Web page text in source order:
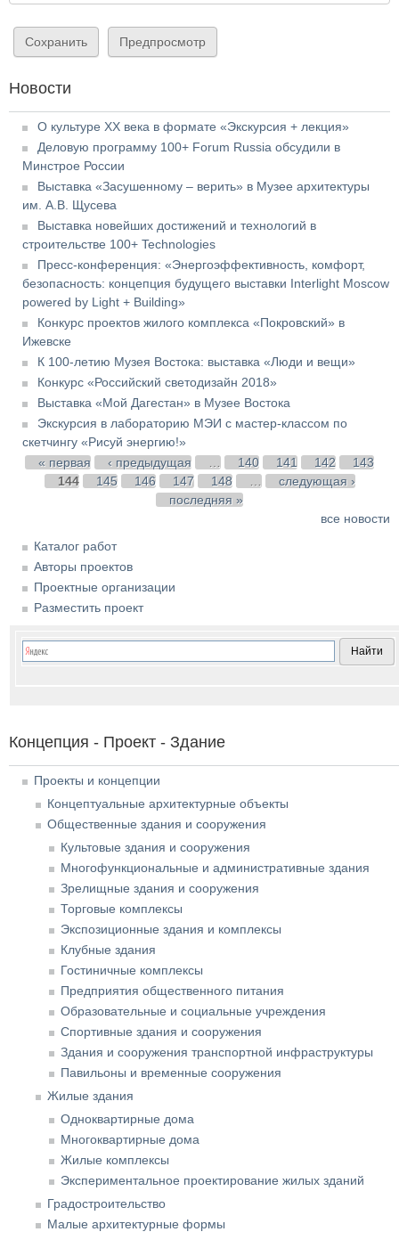
Новости
О культуре XX века в формате «Экскурсия + лекция»
Деловую программу 100+ Forum Russia обсудили в
Минстрое России
Выставка «Засушенному – верить» в Музее архитектуры
им. А.В. Щусева
Выставка новейших достижений и технологий в
строительстве 100+ Technologies
Пресс-конференция: «Энергоэффективность, комфорт,
безопасность: концепция будущего выставки Interlight Moscow
powered by Light + Building»
Конкурс проектов жилого комплекса «Покровский» в
Ижевске
К 100-летию Музея Востока: выставка «Люди и вещи»
Конкурс «Российский светодизайн 2018»
Выставка «Мой Дагестан» в Музее Востока
Экскурсия в лабораторию МЭИ с мастер-классом по
скетчингу «Рисуй энергию!»
Страницы
« первая ‹ предыдущая 140 141 142
143
144
145 146 147 148
следующая ›
последняя »
все новости
Каталог работ
Авторы проектов
Проектные организации
Разместить проект
Концепция - Проект - Здание
Проекты и концепции
Концептуальные архитектурные объекты
Общественные здания и сооружения
Культовые здания и сооружения
Многофункциональные и административные здания
Зрелищные здания и сооружения
Торговые комплексы
Экспозиционные здания и комплексы
Клубные здания
Гостиничные комплексы
Предприятия общественного питания
Образовательные и социальные учреждения
Спортивные здания и сооружения
Здания и сооружения транспортной инфраструктуры
Павильоны и временные сооружения
Жилые здания
Одноквартирные дома
Многоквартирные дома
Жилые комплексы
Экспериментальное проектирование жилых зданий
Градостроительство
Малые архитектурные формы